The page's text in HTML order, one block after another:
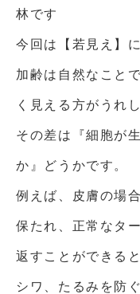
林です
今回は【若見え】
加齢は自然なこと
く見える方がうれ
その差は『細胞が
か』どうかです。
例えば、皮膚の場
保たれ、正常なタ
返すことができる
シワ、たるみを防